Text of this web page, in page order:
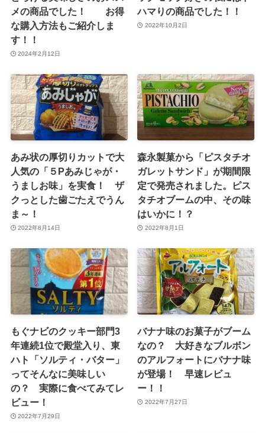
メの商品でした！ お得
な購入方法もご紹介しま
す！！
2024年2月12日
ハマりの商品でした！！
2022年10月2日
あみ状の厚切りカットで大
人気の「５Pあみじゃが・
うましお味」を実食！ ザ
クっとした歯ごたえでうん
ま～！
2022年8月14日
森永製菓から「ピスタチオ
ガレットサンド」が期間限
定で発売されました。ピス
タチオブームの中、その味
はいかに！？
2022年8月1日
もぐナビのクッキー部門3
年連続1位で殿堂入り、東
ハト「ソルティ・バター」
ってそんなに美味しい
の？ 実際に食べてみてレ
ビュー！
2022年7月29日
バナナ味のお菓子がブーム
なの？ 大好きなブルボン
のアルフォートにバナナ味
が登場！ 早速レビュ
ー！！
2022年7月27日